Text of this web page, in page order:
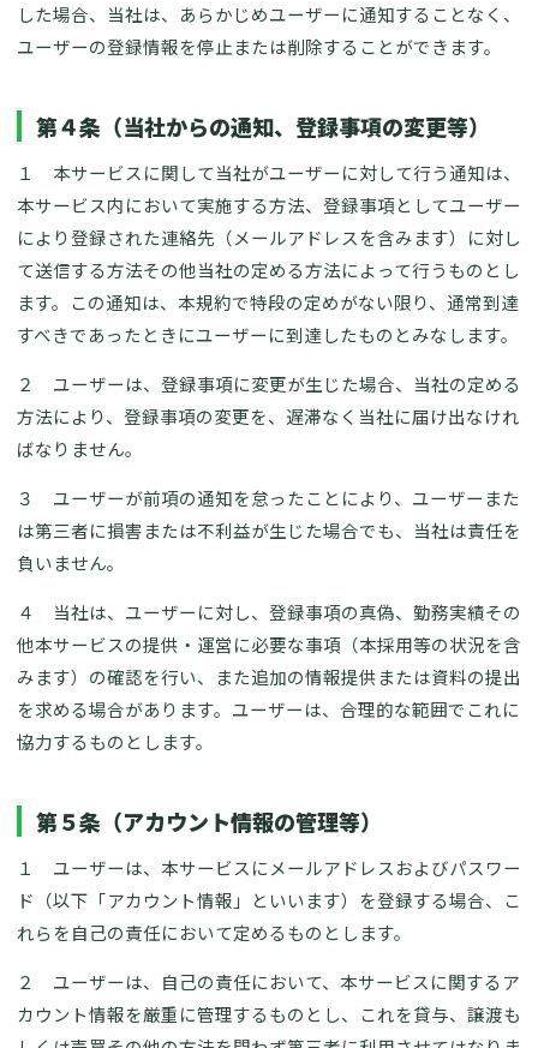
した場合、当社は、あらかじめユーザーに通知することなく、
ユーザーの登録情報を停止または削除することができます。
第４条（当社からの通知、登録事項の変更等）
１ 本サービスに関して当社がユーザーに対して行う通知は、
本サービス内において実施する方法、登録事項としてユーザー
により登録された連絡先（メールアドレスを含みます）に対し
て送信する方法その他当社の定める方法によって行うものとし
ます。この通知は、本規約で特段の定めがない限り、通常到達
すべきであったときにユーザーに到達したものとみなします。
２ ユーザーは、登録事項に変更が生じた場合、当社の定める
方法により、登録事項の変更を、遅滞なく当社に届け出なけれ
ばなりません。
３ ユーザーが前項の通知を怠ったことにより、ユーザーまた
は第三者に損害または不利益が生じた場合でも、当社は責任を
負いません。
４ 当社は、ユーザーに対し、登録事項の真偽、勤務実績その
他本サービスの提供・運営に必要な事項（本採用等の状況を含
みます）の確認を行い、また追加の情報提供または資料の提出
を求める場合があります。ユーザーは、合理的な範囲でこれに
協力するものとします。
第５条（アカウント情報の管理等）
１ ユーザーは、本サービスにメールアドレスおよびパスワー
ド（以下「アカウント情報」といいます）を登録する場合、こ
れらを自己の責任において定めるものとします。
２ ユーザーは、自己の責任において、本サービスに関するア
カウント情報を厳重に管理するものとし、これを貸与、譲渡も